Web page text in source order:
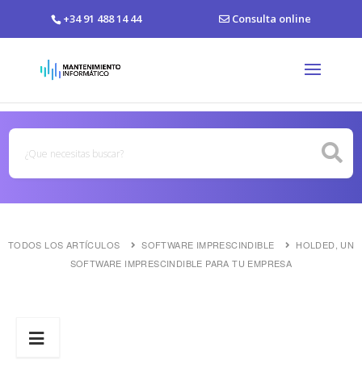
+34 91 488 14 44 Consulta online
TODOS LOS ARTÍCULOS SOFTWARE IMPRESCINDIBLE
HOLDED, UN
SOFTWARE IMPRESCINDIBLE PARA TU EMPRESA